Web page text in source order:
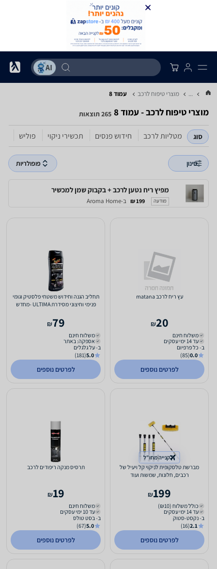
... מוצרי טיפוח לרכב עמוד 8
מוצרי טיפוח לרכב - עמוד 8 265 תוצאות
סוג מטליות לרכב חידוש פנסים תכשירי ניקוי פוליש
סינון פופולריות
מפיץ ריח נטען לרכב + בקבוק שמן למכשיר
מודעה 199 ₪ ב-Aroma Home
עץ ריח לרכב matana
20
₪
משלוח חינם
עד 14 ימי עסקים
ב- כל פרפיום
0.0
(85)
לפרטים נוספים
תחליב הגנה וחידוש משטחי פלסטיק וגומי
פנימי וחיצוני מסידרת ULTIMA -מחדש
79
₪
משלוח חינם
אספקה: באתר
ב- על גלגלים
5.0
(181)
לפרטים נוספים
קנייה מחו"ל
מברשת טלסקופית לניקוי קל ויעיל של
רכבים, חלונות, שמשות ועוד
199
₪
כולל משלוח (₪10)
עד 14 ימי עסקים
ב- נקסט-סטוק
2.1
(16)
לפרטים נוספים
תרסיס מנקה ריפודים לרכב
19
₪
משלוח חינם
עד 10 ימי עסקים
ב- בסט טולס
5.0
(67)
לפרטים נוספים